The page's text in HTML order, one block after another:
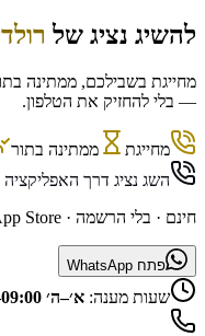
להשיג נציג של
מחייגת בשבילכם, ממתינה
— בלי להחזיק את הטלפון.
מחייגת ממתינה בתור
השג נציג דרך האפליקציה
חינם · בלי הרשמה · Store
פתח WhatsApp
שעות מענה: א׳–ה׳ 09:00–17:00